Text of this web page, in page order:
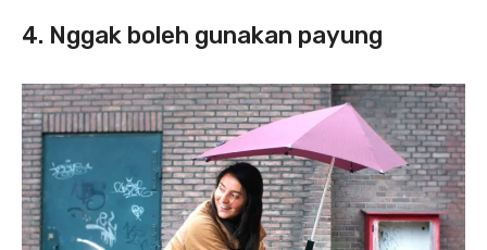
4. Nggak boleh gunakan payung